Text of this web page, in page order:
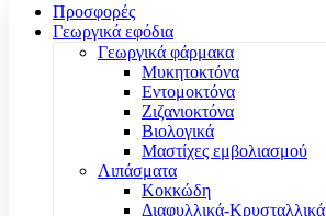
Προσφορές
Γεωργικά εφόδια
Γεωργικά φάρμακα
Μυκητοκτόνα
Εντομοκτόνα
Ζιζανιοκτόνα
Βιολογικά
Μαστίχες εμβολιασμού
Λιπάσματα
Κοκκώδη
Διαφυλλικά-Κρυσταλλικά